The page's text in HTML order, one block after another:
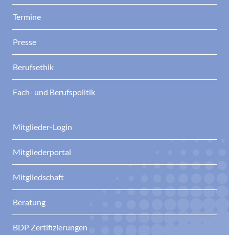
Termine
Presse
Berufsethik
Fach- und Berufspolitik
Mitglieder-Login
Mitgliederportal
Mitgliedschaft
Beratung
BDP Zertifizierungen